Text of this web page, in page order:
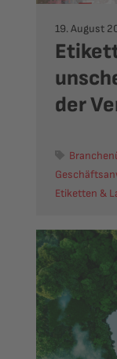
19. August
der
Etiketten &